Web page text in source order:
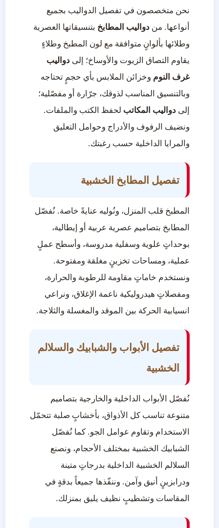
نحن متخصصون في تفصيل الدواليب بجميع
أنواعها. من دواليب المطابخ بتنسيقاتها العصرية
وطلائها بألوانٍ متوافقة مع لون المطبخ وطلاءٍ
يقاوم التصاق الزيوت والأوساخ؛ إلى دواليب
غرف النوم وخزائن الملابس بأي حجمٍ تحتاجه
وبالتنسيق المناسب لذوقك، جرّارة أو مفصّلية؛
إلى دواليب المكاتب لحفظ الكتب والملفات.
ونضيف الرفوف والأدراج وحوامل التعليق
والمرايا الداخلية حسب رغبتك.
تفصيل المطابخ الخشبية
المطبخ قلب المنزل، ونُوليه عنايةً خاصة. نُفصّل
المطابخ بتصاميم عصرية عربية أو إيطالية،
بوحداتٍ علوية وسفلية مدروسة، وأسطح عملٍ
عملية، ومساحات تخزينٍ مغلقة ومفتوحة.
ونستخدم خاماتٍ مقاومة للرطوبة والحرارة،
ومفصلاتٍ هيدروليكية ناعمة الإغلاق، ونراعي
انسيابية الحركة بين الموقد والمغسلة والثلاجة.
تفصيل الأبواب والشبابيك والسلالم
الخشبية
نُفصّل الأبواب الداخلية والخارجية بتصاميم
متنوعة تناسب كل الأذواق، بأخشابٍ صلبة تتحمّل
الاستخدام وتقاوم عوامل الجو. كما نُفصّل
الشبابيك الخشبية بمختلف الأحجام، ونصنع
السلالم الخشبية الداخلية بدرجاتٍ متينة
ودرابزينٍ أنيق وآمن. وننفّذها جميعاً بدقةٍ في
المقاسات وتشطيبٍ نظيف يليق بمنزلك.